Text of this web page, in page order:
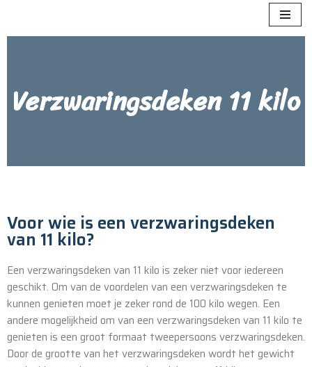
Meteen
Verzwaringsdeken 11 kilo
Voor wie is een verzwaringsdeken
van 11 kilo?
Een verzwaringsdeken van 11 kilo is zeker niet voor iedereen
geschikt. Om van de voordelen van een verzwaringsdeken te
kunnen genieten moet je zeker rond de 100 kilo wegen. Een
andere mogelijkheid om van een verzwaringsdeken van 11 kilo te
genieten is een groot formaat tweepersoons verzwaringsdeken.
Door de grootte van het verzwaringsdeken wordt het gewicht